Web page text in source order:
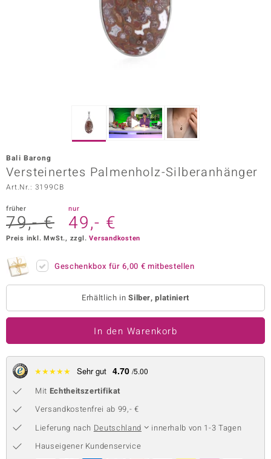
Vogue
Paraíso
Collection
BY DE MELO
Bali Barong
Versteinertes Palmenholz-Silberanhänger
Art.Nr.: 3199CB
früher
79,- €
nur
49,- €
Preis inkl. MwSt., zzgl.Versandkosten
Geschenkbox für6,00 € mitbestellen
Erhältlich inSilber, platiniert
In den Warenkorb
★★★★★ Sehr gut 4.70 /5.00
Mit Echtheitszertifikat
Versandkostenfrei ab 99,- €
Lieferung nach Deutschland
innerhalb von 1-3 Tagen
Hauseigener Kundenservice